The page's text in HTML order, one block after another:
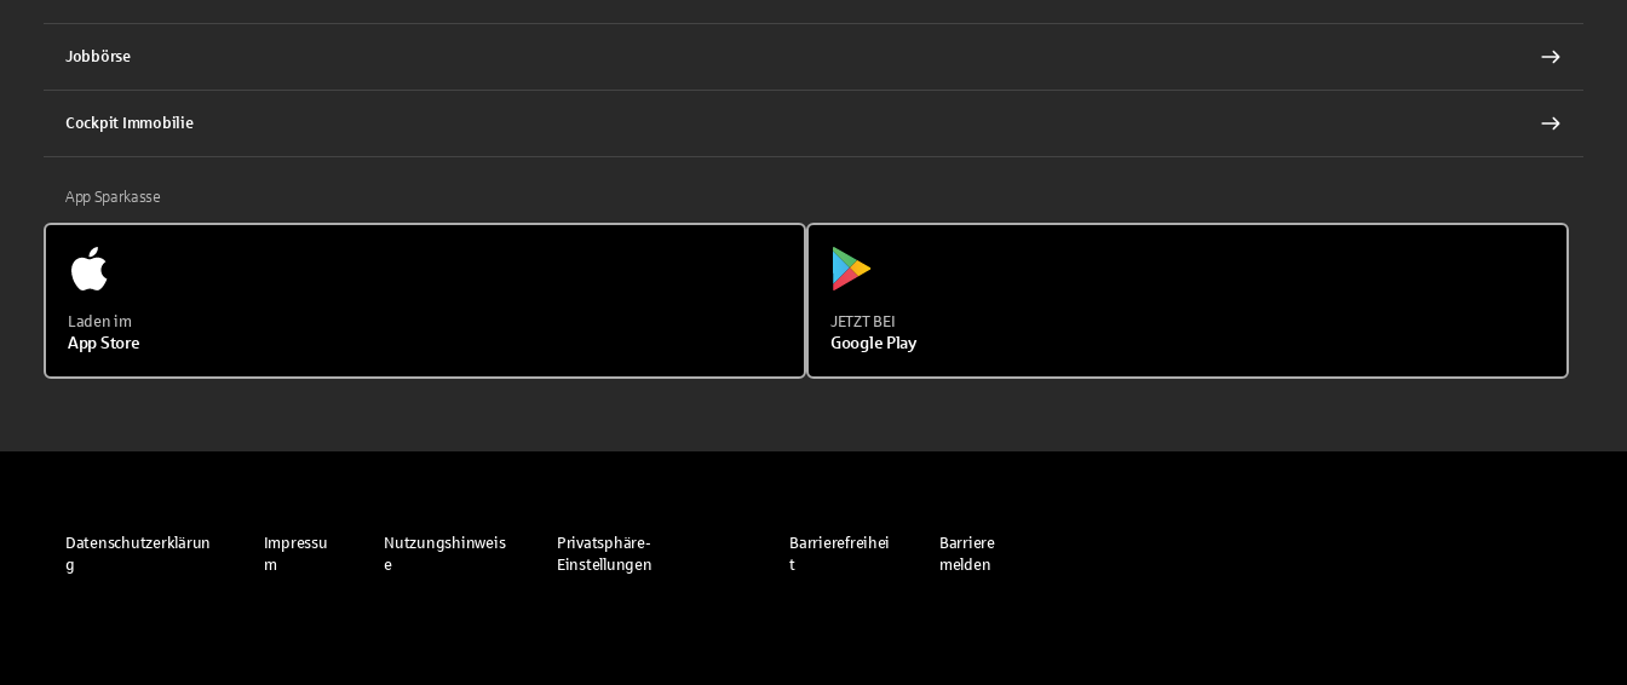
Jobbörse
Cockpit Immobilie
App Sparkasse
Laden im
App Store
JETZT BEI
Google Play
Datenschutzerklärun
g
Impressu
m
Nutzungshinweis
e
Privatsphäre-
Einstellungen
Barrierefreihei
t
Barriere
melden